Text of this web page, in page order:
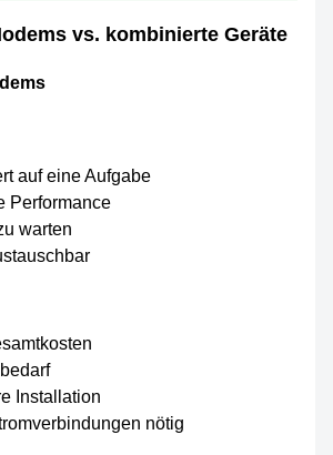
vs. kombinierte Geräte
auf eine Aufgabe
Performance
warten
Installation
nötig